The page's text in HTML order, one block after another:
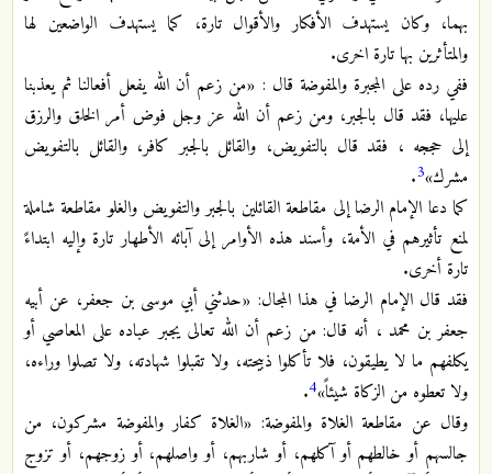
بهما، وكان يستهدف الأفكار والأقوال تارة، كما يستهدف الواضعين لها
والمتأثرين بها تارة اخرى.
ففي رده على المجبرة والمفوضة قال : «من زعم أن الله يفعل أفعالنا ثم يعذبنا
عليها، فقد قال بالجبر، ومن زعم أن الله عز وجل فوض أمر الخلق والرزق
إلى حججه ، فقد قال بالتفويض، والقائل بالجبر كافر، والقائل بالتفويض
مشرك»3
.
كما دعا الإمام الرضا إلى مقاطعة القائلين بالجبر والتفويض والغلو مقاطعة شاملة
لمنع تأثيرهم في الأمة، وأسند هذه الأوامر إلى آبائه الأطهار تارة وإليه ابتداءً
تارة أخرى.
فقد قال الإمام الرضا في هذا المجال: «حدثني أبي موسى بن جعفر، عن أبيه
جعفر بن محمد ، أنه قال: من زعم أن الله تعالى يجبر عباده على المعاصي أو
يكلفهم ما لا يطيقون، فلا تأكلوا ذبيحته، ولا تقبلوا شهادته، ولا تصلوا وراءه،
ولا تعطوه من الزكاة شيئاً»4
.
وقال عن مقاطعة الغلاة والمفوضة: «الغلاة كفار والمفوضة مشركون، من
جالسهم أو خالطهم أو آكلهم، أو شاربهم، أو واصلهم، أو زوجهم، أو تزوج